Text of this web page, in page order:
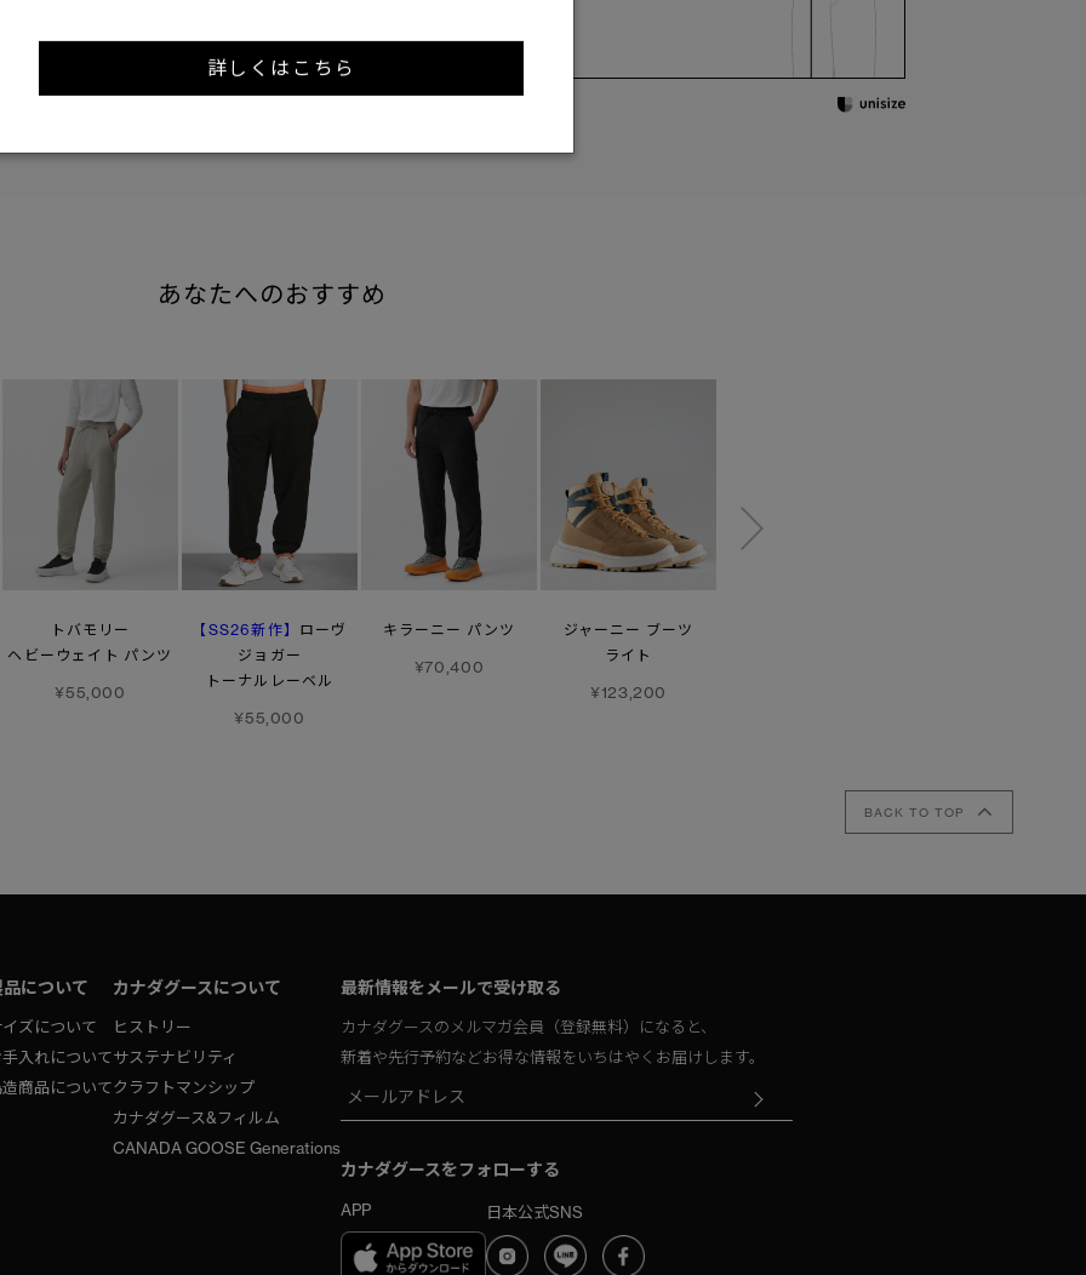
あなたへのおすすめ
トバモリー
ヘビーウェイト パンツ
¥55,000
【SS26新作】
ローヴ
ジョガー
トーナルレーベル
¥55,000
キラーニー パンツ
¥70,400
ジャーニー ブーツ
ライト
¥123,200
BACK TO TOP
品について
イズについて
手入れについて
商品について
カナダグースについて
ヒストリー
サステナビリティ
クラフトマンシップ
カナダグース&フィルム
CANADA GOOSE Generations
最新情報をメールで受け取る
カナダグースのメルマガ会員（登録無料）になると、
新着や先行予約などお得な情報をいちはやくお届けします。
カナダグースをフォローする
APP 日本公式SNS
詳しくはこちら